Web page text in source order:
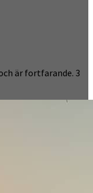
är fortfarande. 3